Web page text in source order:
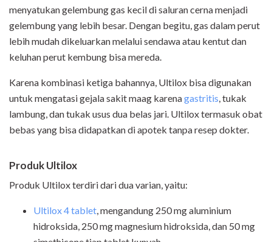
menyatukan gelembung gas kecil di saluran cerna menjadi
gelembung yang lebih besar. Dengan begitu, gas dalam perut
lebih mudah dikeluarkan melalui sendawa atau kentut dan
keluhan perut kembung bisa mereda.
Karena kombinasi ketiga bahannya, Ultilox bisa digunakan
untuk mengatasi gejala sakit maag karenagastritis, tukak
lambung, dan tukak usus dua belas jari. Ultilox termasuk obat
bebas yang bisa didapatkan di apotek tanpa resep dokter.
Produk Ultilox
Produk Ultilox terdiri dari dua varian, yaitu:
Ultilox 4 tablet, mengandung 250 mg aluminium
hidroksida, 250 mg magnesium hidroksida, dan 50 mg